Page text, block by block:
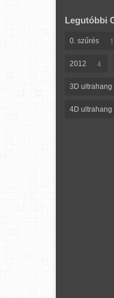
Legutóbbi
0. szűrés 1
2012 4
3D ultrahang
4D ultrahang